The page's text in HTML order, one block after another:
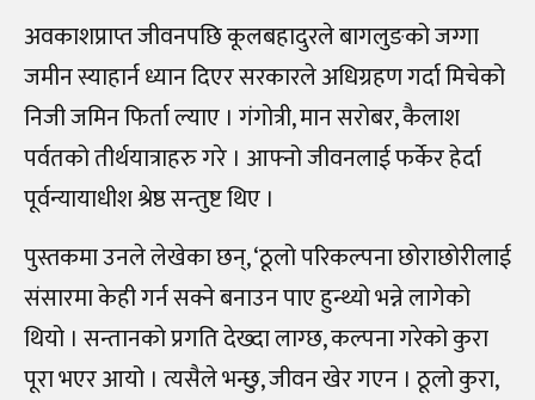
अवकाशप्राप्त जीवनपछि कूलबहादुरले बागलुङको जग्गा
जमीन स्याहार्न ध्यान दिएर सरकारले अधिग्रहण गर्दा मिचेको
निजी जमिन फिर्ता ल्याए । गंगोत्री, मान सरोबर, कैलाश
पर्वतको तीर्थयात्राहरु गरे । आफ्नो जीवनलाई फर्केर हेर्दा
पूर्वन्यायाधीश श्रेष्ठ सन्तुष्ट थिए ।
पुस्तकमा उनले लेखेका छन्, ‘ठूलो परिकल्पना छोराछोरीलाई
संसारमा केही गर्न सक्ने बनाउन पाए हुन्थ्यो भन्ने लागेको
थियो । सन्तानको प्रगति देख्दा लाग्छ, कल्पना गरेको कुरा
पूरा भएर आयो । त्यसैले भन्छु, जीवन खेर गएन । ठूलो कुरा,